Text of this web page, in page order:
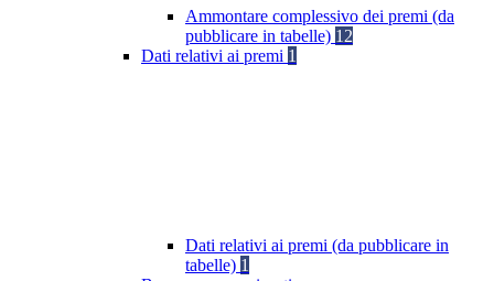
Ammontare complessivo dei premi (da
pubblicare in tabelle) 12
Dati relativi ai premi 1
Dati relativi ai premi (da pubblicare in
tabelle) 1